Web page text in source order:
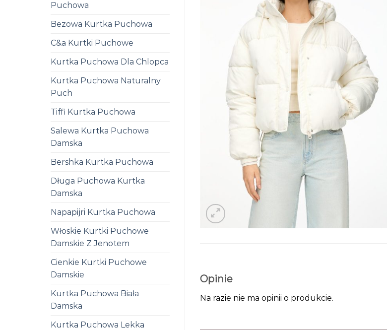
Puchowa
Bezowa Kurtka Puchowa
C&a Kurtki Puchowe
Kurtka Puchowa Dla Chlopca
Kurtka Puchowa Naturalny
Puch
Tiffi Kurtka Puchowa
Salewa Kurtka Puchowa
Damska
Bershka Kurtka Puchowa
Długa Puchowa Kurtka
Damska
Napapijri Kurtka Puchowa
Włoskie Kurtki Puchowe
Damskie Z Jenotem
Cienkie Kurtki Puchowe
Damskie
Kurtka Puchowa Biała
Damska
Kurtka Puchowa Lekka
Opinie
Na razie nie ma opinii o produkcie.